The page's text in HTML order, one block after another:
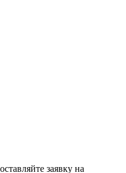
заявку на